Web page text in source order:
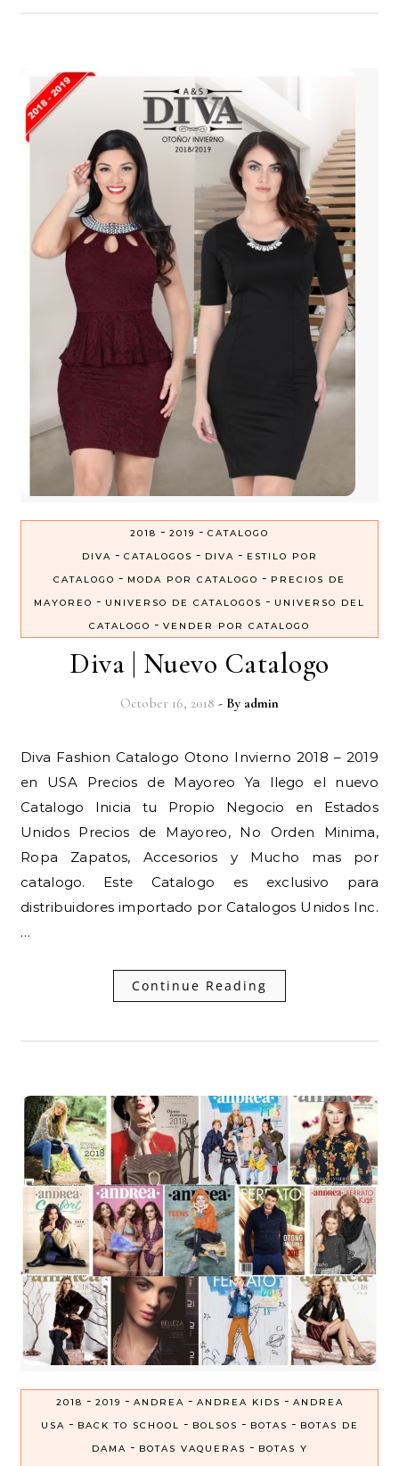
2018 - 2019 - CATALOGO
DIVA - CATALOGOS - DIVA - ESTILO POR
CATALOGO - MODA POR CATALOGO - PRECIOS DE
MAYOREO - UNIVERSO DE CATALOGOS - UNIVERSO DEL
CATALOGO - VENDER POR CATALOGO
Diva | Nuevo Catalogo
October 16, 2018 - By admin
Diva Fashion Catalogo Otono Invierno 2018 – 2019
en USA Precios de Mayoreo Ya llego el nuevo
Catalogo Inicia tu Propio Negocio en Estados
Unidos Precios de Mayoreo, No Orden Minima,
Ropa Zapatos, Accesorios y Mucho mas por
catalogo. Este Catalogo es exclusivo para
distribuidores importado por Catalogos Unidos Inc.
…
Continue Reading
2018 - 2019 - ANDREA - ANDREA KIDS - ANDREA
USA - BACK TO SCHOOL - BOLSOS - BOTAS - BOTAS DE
DAMA - BOTAS VAQUERAS - BOTAS Y